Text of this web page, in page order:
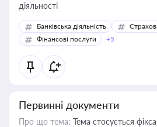
діяльності
Банківська діяльність
Фінансові послуги
+5
Первинні документи
Про що тема: Тема стосується